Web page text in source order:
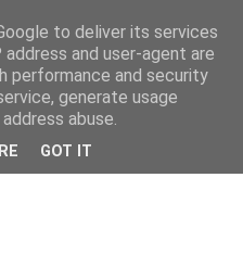
to deliver its services
and user-agent are
performance and security
generate usage
abuse.
GOT IT